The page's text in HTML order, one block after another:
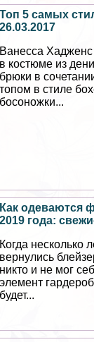
Топ 5 самых
26.03.2017
Ванесса Хадженс
в костюме из
брюки в
топом в стиле
босоножки...
Как одеваются
2019 года:
Когда несколько
вернулись
никто и не мог
элемент
будет...